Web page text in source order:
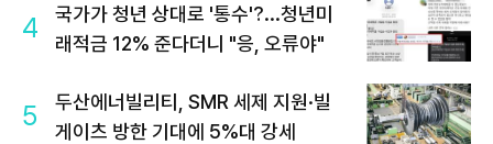
4
국가가 청년 상대로 '통수'?...청년미
래적금 12% 준다더니 "응, 오류야"
5
두산에너빌리티, SMR 세제 지원·빌
게이츠 방한 기대에 5%대 강세